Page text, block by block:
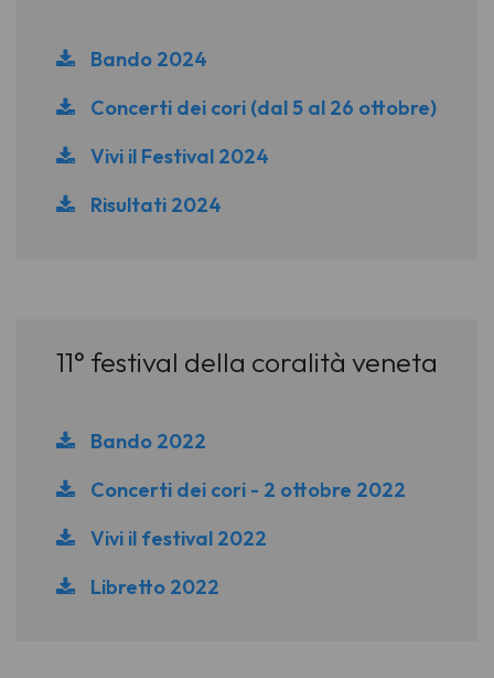
Bando 2024
Concerti dei cori (dal 5 al 26 ottobre)
Vivi il Festival 2024
Risultati 2024
11° festival della coralità veneta
Bando 2022
Concerti dei cori - 2 ottobre 2022
Vivi il festival 2022
Libretto 2022